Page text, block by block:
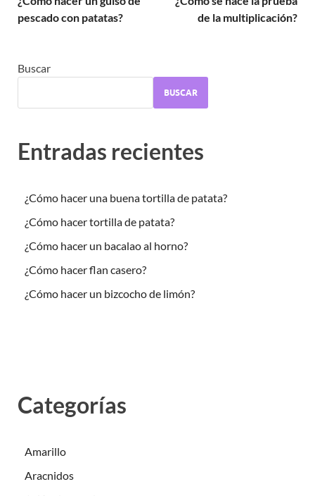
pescado con patatas?
de la multiplicación?
Buscar
BUSCAR
Entradas recientes
¿Cómo hacer una buena tortilla de patata?
¿Cómo hacer tortilla de patata?
¿Cómo hacer un bacalao al horno?
¿Cómo hacer flan casero?
¿Cómo hacer un bizcocho de limón?
Categorías
Amarillo
Aracnidos